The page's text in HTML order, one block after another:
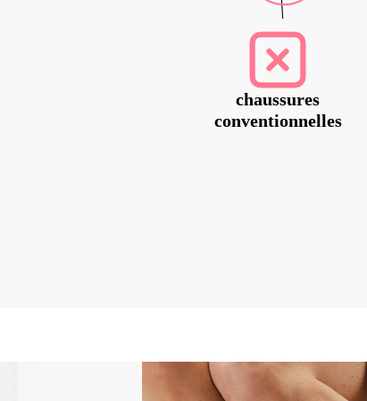
chaussures
conventionnelles